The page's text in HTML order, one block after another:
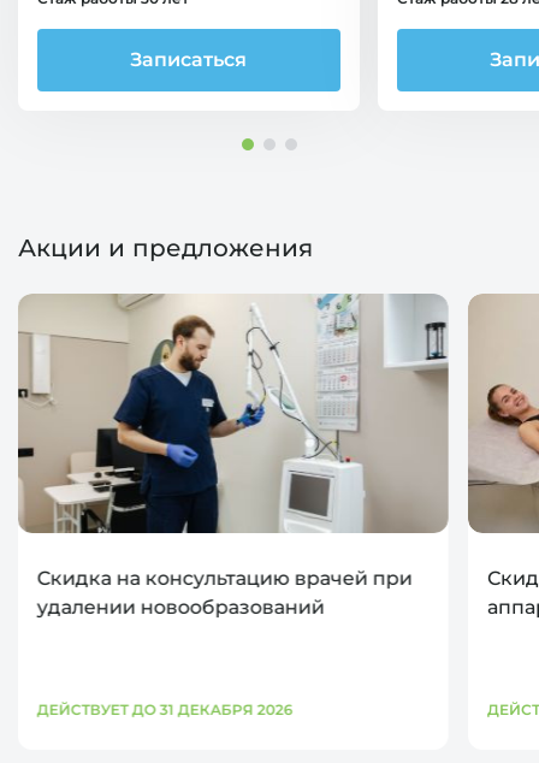
Записаться
Акции и предложения
Скидка на консультацию врачей при
удалении новообразований
ДЕЙСТВУЕТ ДО 31 ДЕКАБРЯ 2026